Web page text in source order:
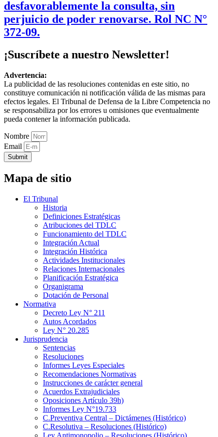
desfavorablemente la consulta, sin
perjuicio de poder renovarse. Rol NC N°
372-09.
¡Suscríbete a nuestro Newsletter!
Advertencia:
La publicidad de las resoluciones contenidas en este sitio, no
constituye comunicación ni notificación válida de las mismas para
efectos legales. El Tribunal de Defensa de la Libre Competencia no
se responsabiliza por los errores u omisiones que eventualmente
pueda contener la información publicada.
Nombre
Email
Submit
Mapa de sitio
El Tribunal
Historia
Definiciones Estratégicas
Atribuciones del TDLC
Funcionamiento del TDLC
Integración Actual
Integración Histórica
Actividades Institucionales
Relaciones Internacionales
Planificación Estratégica
Organigrama
Dotación de Personal
Normativa
Decreto Ley N° 211
Autos Acordados
Ley N° 20.285
Jurisprudencia
Sentencias
Resoluciones
Informes Leyes Especiales
Recomendaciones Normativas
Instrucciones de carácter general
Acuerdos Extrajudiciales
Oposiciones Artículo 39h)
Informes Ley N°19.733
C.Preventiva Central – Dictámenes (Histórico)
C.Resolutiva – Resoluciones (Histórico)